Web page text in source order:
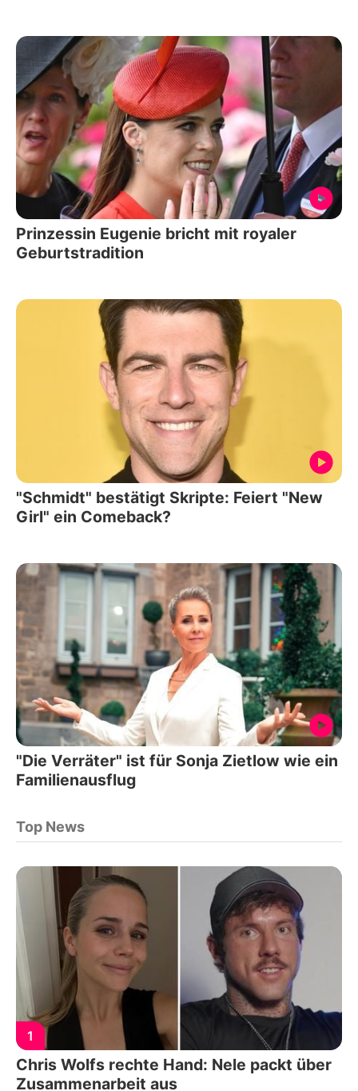
Prinzessin Eugenie bricht mit royaler
Geburtstradition
"Schmidt" bestätigt Skripte: Feiert "New
Girl" ein Comeback?
"Die Verräter" ist für Sonja Zietlow wie ein
Familienausflug
Top News
1
Chris Wolfs rechte Hand: Nele packt über
Zusammenarbeit aus